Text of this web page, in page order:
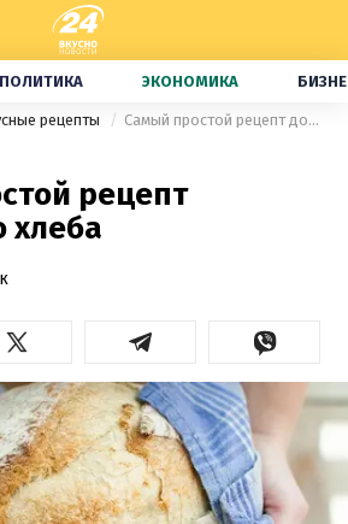
ЭКОНОМИКА
рецепты Самый простой рецепт домашнего хлеба
рецепт
хлеба